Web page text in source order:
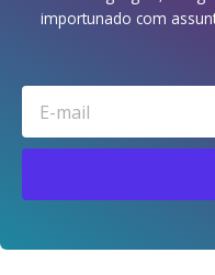
importunado com